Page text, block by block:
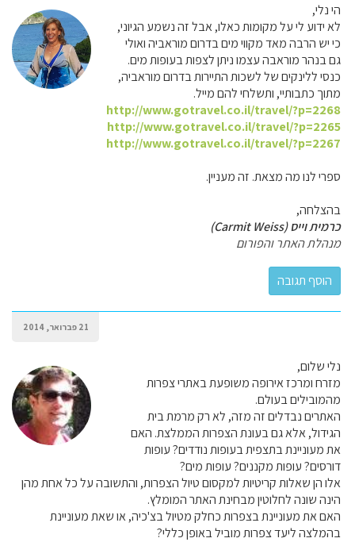
הי נלי,
לא ידוע לי על מקומות כאלו, אבל זה נשמע הגיוני,
כי יש הרבה מאד מקווי מים בדרום מוראביה ואולי
גם בנהר מוראבה עצמו ניתן לצפות בעופות מים.
כנסי ללינקים של לשכות התיירות בדרום מוראביה,
מתוך כתבותיי, ותשלחי להם מייל.
http://www.gotravel.co.il/travel/?p=2268
http://www.gotravel.co.il/travel/?p=2265
http://www.gotravel.co.il/travel/?p=2267
ספרי לנו מה מצאת. זה מעניין.
בהצלחה,
כרמית וייס (Carmit Weiss)
מנהלת האתר והפורום
21 פברואר, 2014
נלי שלום,
מזרח ומרכז אירופה משופעת באתרי צפרות
מהמובילים בעולם.
האתרים נבדלים זה מזה, לא רק מרמת בית
הגידול, אלא גם בעונת הצפרות הממלצת. האם
את מעוניינת בתצפית בעופות נודדים? עופות
דורסים? עופות מקננים? עופות מים?
אלו הן שאלות קריטיות למקסום טיול הצפרות, והתשובה על כל אחת מהן
הינה שונה לחלוטין מבחינת האתר המומלץ.
האם את מעוניינת בצפרות כחלק מטיול בצ'כיה, או שאת מעוניינת
בהמלצה ליעד צפרות מוביל באופן כללי?